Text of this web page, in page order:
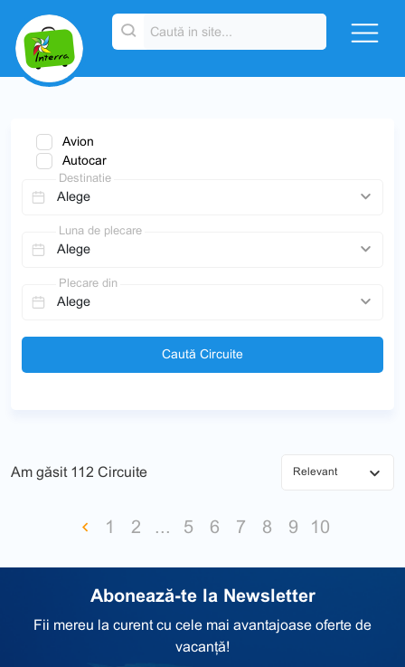
Avion
Autocar
Destinatie
Luna de plecare
Plecare din
Caută Circuite
Am găsit 112 Circuite
1 2 ... 5 6 7 8 9 10
Abonează-te la Newsletter
Fii mereu la curent cu cele mai avantajoase oferte de
vacanță!